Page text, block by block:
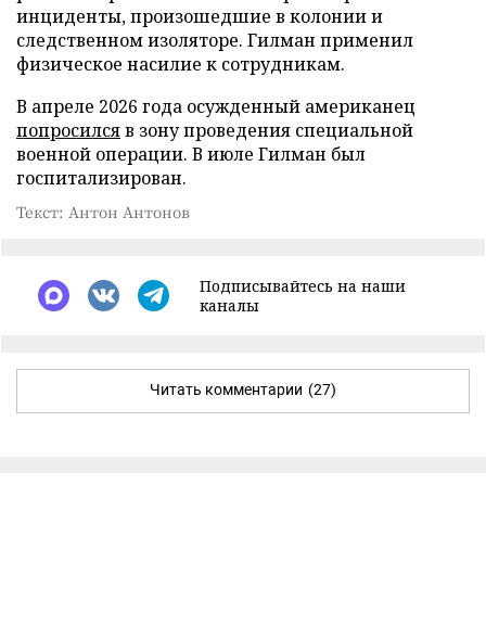
инциденты, произошедшие в колонии и
следственном изоляторе. Гилман применил
физическое насилие к сотрудникам.
В апреле 2026 года осужденный американец
попросилсяв зону проведения специальной
военной операции. В июле Гилман был
госпитализирован.
Текст: Антон Антонов
Подписывайтесь на наши
каналы
Читать комментарии (27)